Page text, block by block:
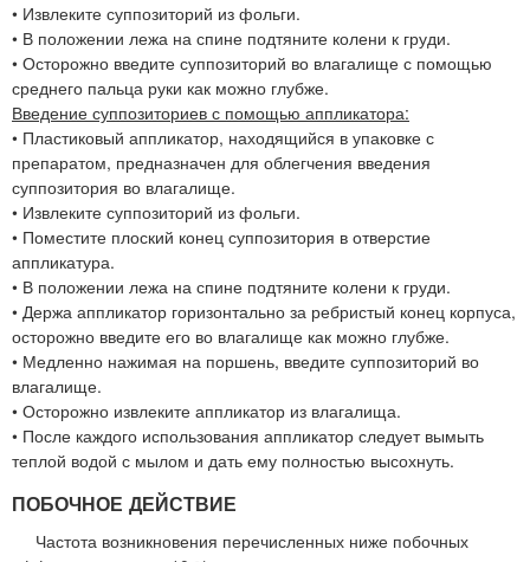
• Извлеките суппозиторий из фольги.
• В положении лежа на спине подтяните колени к груди.
• Осторожно введите суппозиторий во влагалище с помощью
среднего пальца руки как можно глубже.
Введение суппозиториев с помощью аппликатора:
• Пластиковый аппликатор, находящийся в упаковке с
препаратом, предназначен для облегчения введения
суппозитория во влагалище.
• Извлеките суппозиторий из фольги.
• Поместите плоский конец суппозитория в отверстие
аппликатура.
• В положении лежа на спине подтяните колени к груди.
• Держа аппликатор горизонтально за ребристый конец корпуса,
осторожно введите его во влагалище как можно глубже.
• Медленно нажимая на поршень, введите суппозиторий во
влагалище.
• Осторожно извлеките аппликатор из влагалища.
• После каждого использования аппликатор следует вымыть
теплой водой с мылом и дать ему полностью высохнуть.
ПОБОЧНОЕ ДЕЙСТВИЕ
Частота возникновения перечисленных ниже побочных